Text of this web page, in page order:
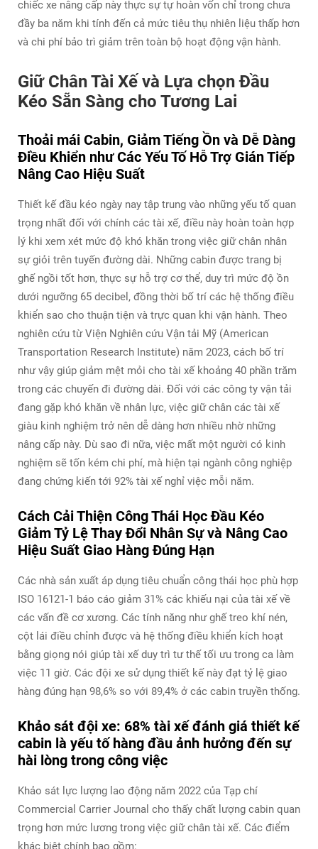
chiếc xe nâng cấp này thực sự tự hoàn vốn chỉ trong chưa
đầy ba năm khi tính đến cả mức tiêu thụ nhiên liệu thấp hơn
và chi phí bảo trì giảm trên toàn bộ hoạt động vận hành.
Giữ Chân Tài Xế và Lựa chọn Đầu
Kéo Sẵn Sàng cho Tương Lai
Thoải mái Cabin, Giảm Tiếng Ồn và Dễ Dàng
Điều Khiển như Các Yếu Tố Hỗ Trợ Gián Tiếp
Nâng Cao Hiệu Suất
Thiết kế đầu kéo ngày nay tập trung vào những yếu tố quan
trọng nhất đối với chính các tài xế, điều này hoàn toàn hợp
lý khi xem xét mức độ khó khăn trong việc giữ chân nhân
sự giỏi trên tuyến đường dài. Những cabin được trang bị
ghế ngồi tốt hơn, thực sự hỗ trợ cơ thể, duy trì mức độ ồn
dưới ngưỡng 65 decibel, đồng thời bố trí các hệ thống điều
khiển sao cho thuận tiện và trực quan khi vận hành. Theo
nghiên cứu từ Viện Nghiên cứu Vận tải Mỹ (American
Transportation Research Institute) năm 2023, cách bố trí
như vậy giúp giảm mệt mỏi cho tài xế khoảng 40 phần trăm
trong các chuyến đi đường dài. Đối với các công ty vận tải
đang gặp khó khăn về nhân lực, việc giữ chân các tài xế
giàu kinh nghiệm trở nên dễ dàng hơn nhiều nhờ những
nâng cấp này. Dù sao đi nữa, việc mất một người có kinh
nghiệm sẽ tốn kém chi phí, mà hiện tại ngành công nghiệp
đang chứng kiến tới 92% tài xế nghỉ việc mỗi năm.
Cách Cải Thiện Công Thái Học Đầu Kéo
Giảm Tỷ Lệ Thay Đổi Nhân Sự và Nâng Cao
Hiệu Suất Giao Hàng Đúng Hạn
Các nhà sản xuất áp dụng tiêu chuẩn công thái học phù hợp
ISO 16121-1 báo cáo giảm 31% các khiếu nại của tài xế về
các vấn đề cơ xương. Các tính năng như ghế treo khí nén,
cột lái điều chỉnh được và hệ thống điều khiển kích hoạt
bằng giọng nói giúp tài xế duy trì tư thế tối ưu trong ca làm
việc 11 giờ. Các đội xe sử dụng thiết kế này đạt tỷ lệ giao
hàng đúng hạn 98,6% so với 89,4% ở các cabin truyền thống.
Khảo sát đội xe: 68% tài xế đánh giá thiết kế
cabin là yếu tố hàng đầu ảnh hưởng đến sự
hài lòng trong công việc
Khảo sát lực lượng lao động năm 2022 của Tạp chí
Commercial Carrier Journal cho thấy chất lượng cabin quan
trọng hơn mức lương trong việc giữ chân tài xế. Các điểm
khác biệt chính bao gồm: